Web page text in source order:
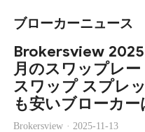
ブローカーニュース
Brokersview
月のスワップレー
スワップ スプレ
も安いブローカー
ですか?
Brokersview · 2025-11-13